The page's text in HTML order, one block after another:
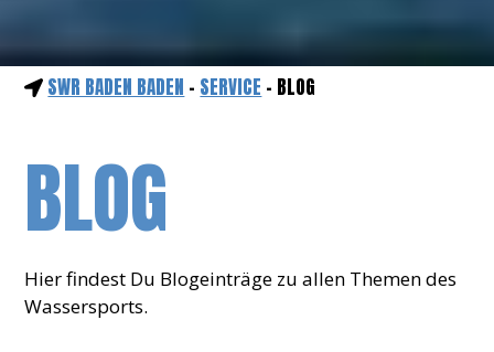
SWR BADEN BADEN - SERVICE - BLOG
BLOG
Hier findest Du Blogeinträge zu allen Themen des
Wassersports.